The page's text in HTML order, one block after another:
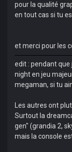
pour la qualité
en tout cas si tu
et merci pour les
edit : pendant que
night en jeu
megaman, si tu
Les autres ont
Surtout la
gen" (grandia 2,
mais la console